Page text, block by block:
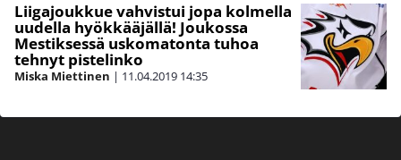
Liigajoukkue vahvistui jopa kolmella
uudella hyökkääjällä! Joukossa
Mestiksessä uskomatonta tuhoa
tehnyt pistelinko
Miska Miettinen | 11.04.2019 14:35